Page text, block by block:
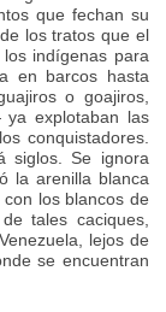
que fechan su
los tratos que el
indígenas para
en barcos hasta
o goajiros,
explotaban las
conquistadores.
siglos. Se ignora
la arenilla blanca
los blancos de
tales caciques,
lejos de
se encuentran